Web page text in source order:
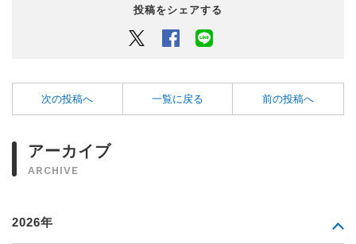
投稿をシェアする
Twitter Facebook
次の投稿へ 一覧に戻る 前の投稿へ
アーカイブ
ARCHIVE
2026年